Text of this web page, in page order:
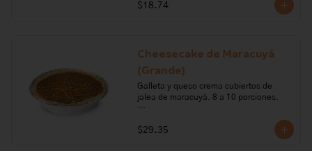
Ingredientes: queso crema, harina de
Alérgenos: Gluten, leche lactosa, sulfito
$18.74
Cheesecake de Maracuyá
(Grande)
Galleta y queso crema cubiertos de
jalea de maracuyá. 8 a 10 porciones.
crema de leche, margarina, gelatina,
$29.35